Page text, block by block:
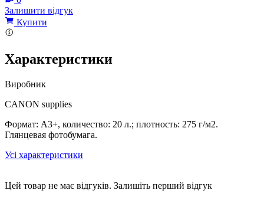
Залишити відгук
Купити
Характеристики
Виробник
CANON supplies
Формат: А3+, количество: 20 л.; плотность: 275 г/м2.
Глянцевая фотобумага.
Усі характеристики
Цей товар не має відгуків. Залишіть перший відгук